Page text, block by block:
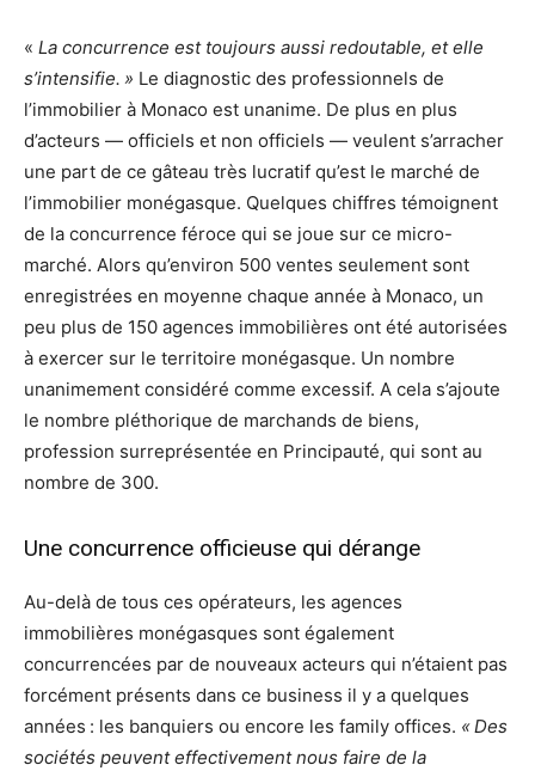
« La concurrence est toujours aussi redoutable, et elle
s’intensifie. » Le diagnostic des professionnels de
l’immobilier à Monaco est unanime. De plus en plus
d’acteurs — officiels et non officiels — veulent s’arracher
une part de ce gâteau très lucratif qu’est le marché de
l’immobilier monégasque. Quelques chiffres témoignent
de la concurrence féroce qui se joue sur ce micro-
marché. Alors qu’environ 500 ventes seulement sont
enregistrées en moyenne chaque année à Monaco, un
peu plus de 150 agences immobilières ont été autorisées
à exercer sur le territoire monégasque. Un nombre
unanimement considéré comme excessif. A cela s’ajoute
le nombre pléthorique de marchands de biens,
profession surreprésentée en Principauté, qui sont au
nombre de 300.
Une concurrence officieuse qui dérange
Au-delà de tous ces opérateurs, les agences
immobilières monégasques sont également
concurrencées par de nouveaux acteurs qui n’étaient pas
forcément présents dans ce business il y a quelques
années : les banquiers ou encore les family offices. « Des
sociétés peuvent effectivement nous faire de la